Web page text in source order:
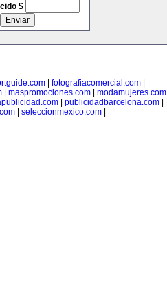
$
fotografiacomercial.com
maspromociones.com modamujeres.com
| publicidadbarcelona.com|
| seleccionmexico.com|